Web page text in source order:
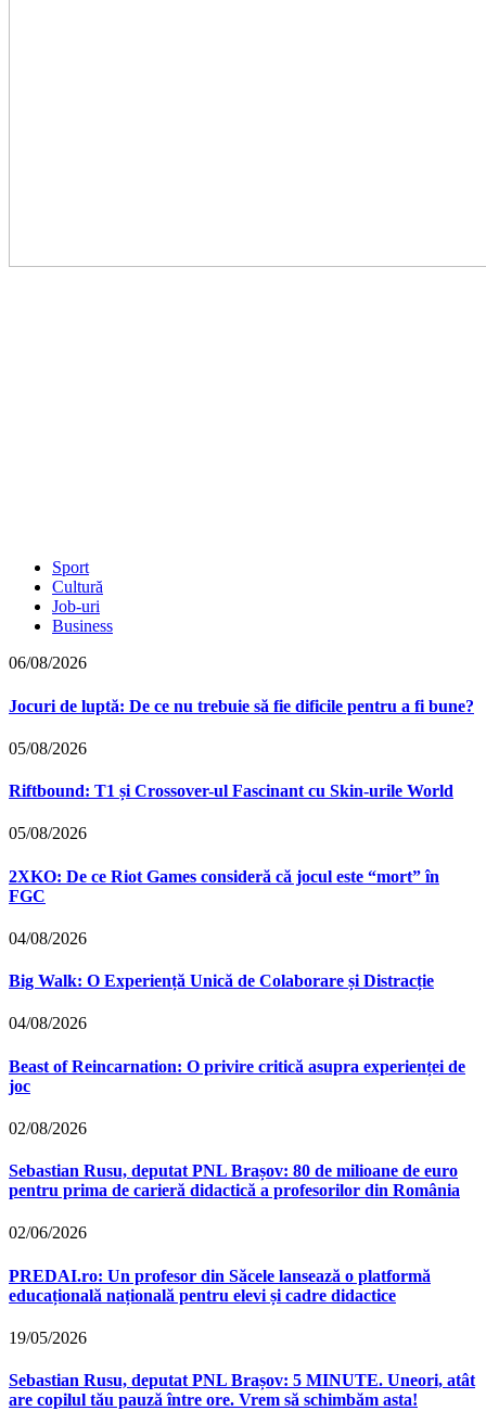
Sport
Cultură
Job-uri
Business
06/08/2026
Jocuri de luptă: De ce nu trebuie să fie dificile pentru a fi bune?
05/08/2026
Riftbound: T1 și Crossover-ul Fascinant cu Skin-urile World
05/08/2026
2XKO: De ce Riot Games consideră că jocul este “mort” în
FGC
04/08/2026
Big Walk: O Experiență Unică de Colaborare și Distracție
04/08/2026
Beast of Reincarnation: O privire critică asupra experienței de
joc
02/08/2026
Sebastian Rusu, deputat PNL Brașov: 80 de milioane de euro
pentru prima de carieră didactică a profesorilor din România
02/06/2026
PREDAI.ro: Un profesor din Săcele lansează o platformă
educațională națională pentru elevi și cadre didactice
19/05/2026
Sebastian Rusu, deputat PNL Brașov: 5 MINUTE. Uneori, atât
are copilul tău pauză între ore. Vrem să schimbăm asta!